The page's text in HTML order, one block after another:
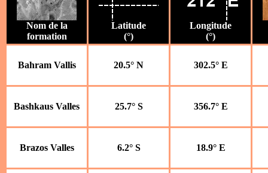
Nom de la
formation
Latitude
(°)
Longitude
(°)
Bahram Vallis 20.5° N 302.5° E
Bashkaus Valles 25.7° S 356.7° E
Brazos Valles 6.2° S 18.9° E